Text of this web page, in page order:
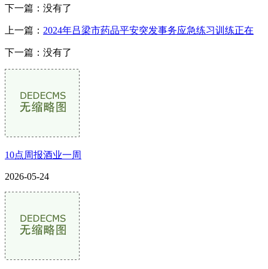
下一篇：没有了
上一篇： 2024年吕梁市药品平安突发事务应急练习训练正在
下一篇：没有了
10点周报酒业一周
2026-05-24